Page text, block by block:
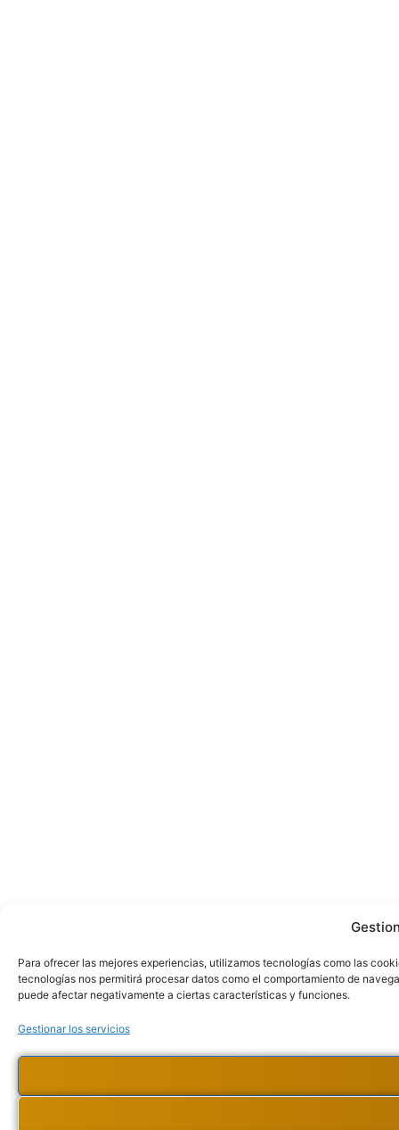
Para ofrecer las mejores experiencias, utilizamos tecnologías como las
tecnologías nos permitirá procesar datos como el comportamiento de
puede afectar negativamente a ciertas características y funciones.
Gestionar los servicios